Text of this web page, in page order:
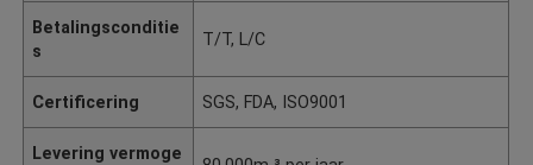
Betalingsconditie
s
T/T, L/C
Certificering SGS, FDA, ISO9001
Levering vermoge